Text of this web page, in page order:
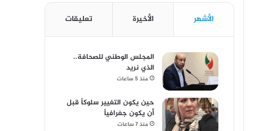
الأشهر الأخيرة تعليقات
المجلس الوطني للصحافة..
الذي نريد
منذ 5 ساعات
حين يكون التغيير سلوكاً قبل
أن يكون جغرافياً
منذ 7 ساعات